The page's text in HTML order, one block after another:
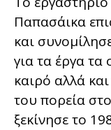
Παπασάικα
και
για τα έργα τα
καιρό αλλά
του πορεία
ξεκίνησε το